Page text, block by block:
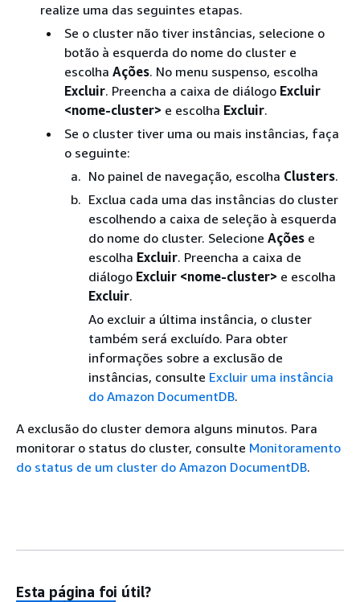
realize uma das seguintes etapas.
Se o cluster não tiver instâncias, selecione o
botão à esquerda do nome do cluster e
escolha Ações. No menu suspenso, escolha
Excluir. Preencha a caixa de diálogo Excluir
<nome-cluster> e escolha Excluir.
Se o cluster tiver uma ou mais instâncias, faça
o seguinte:
No painel de navegação, escolha Clusters.
Exclua cada uma das instâncias do cluster
escolhendo a caixa de seleção à esquerda
do nome do cluster. Selecione Ações e
escolha Excluir. Preencha a caixa de
diálogo Excluir <nome-cluster> e escolha
Excluir.
Ao excluir a última instância, o cluster
também será excluído. Para obter
informações sobre a exclusão de
instâncias, consulte Excluir uma instância
do Amazon DocumentDB.
A exclusão do cluster demora alguns minutos. Para
monitorar o status do cluster, consulte Monitoramento
do status de um cluster do Amazon DocumentDB.
Esta página foi útil?